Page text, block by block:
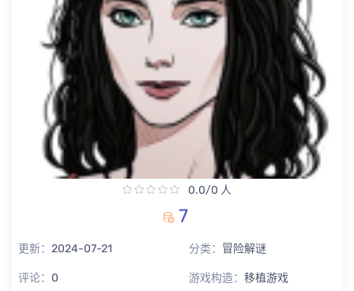
0.0/0 人
7
更新： 2024-07-21 分类： 冒险解谜
评论： 0 游戏构造： 移植游戏